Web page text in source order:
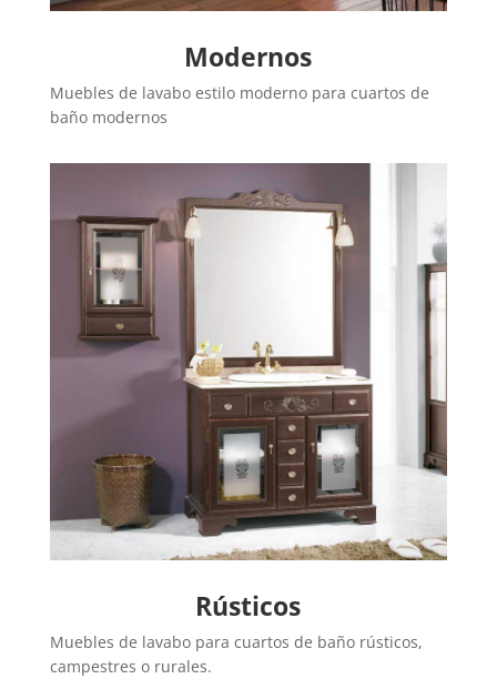
Modernos
Muebles de lavabo estilo moderno para cuartos de
baño modernos
Rústicos
Muebles de lavabo para cuartos de baño rústicos,
campestres o rurales.